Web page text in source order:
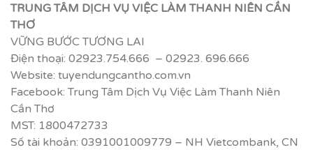
TRUNG TÂM DỊCH VỤ VIỆC LÀM THANH NIÊN CẦN
THƠ
VỮNG BƯỚC TƯƠNG LAI
Điện thoại: 02923.754.666 – 02923. 696.666
Website: tuyendungcantho.com.vn
Facebook: Trung Tâm Dịch Vụ Việc Làm Thanh Niên
Cần Thơ
MST: 1800472733
Số tài khoản: 0391001009779 – NH Vietcombank, CN